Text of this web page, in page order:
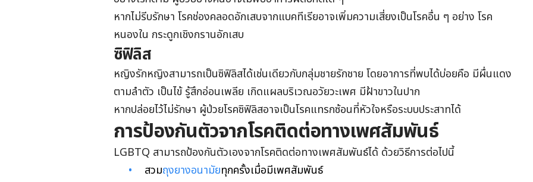
หากไม่รีบรักษา โรคช่องคลอดอักเสบจากแบคทีเรียอาจเพิ่มความเสี่ยงเป็นโรคอื่น ๆ อย่าง โรค
หนองใน กระดูกเชิงกรานอักเสบ
ซิฟิลิส
หญิงรักหญิงสามารถเป็นซิฟิลิสได้เช่นเดียวกับกลุ่มชายรักชาย โดยอาการที่พบได้บ่อยคือ มีผื่นแดง
ตามลำตัว เป็นไข้ รู้สึกอ่อนเพลีย เกิดแผลบริเวณอวัยวะเพศ มีฝ้าขาวในปาก
หากปล่อยไว้ไม่รักษา ผู้ป่วยโรคซิฟิลิสอาจเป็นโรคแทรกซ้อนที่หัวใจหรือระบบประสาทได้
การป้องกันตัวจากโรคติดต่อทางเพศสัมพันธ์
LGBTQ สามารถป้องกันตัวเองจากโรคติดต่อทางเพศสัมพันธ์ได้ ด้วยวิธีการต่อไปนี้
สวมถุงยางอนามัยทุกครั้งเมื่อมีเพศสัมพันธ์